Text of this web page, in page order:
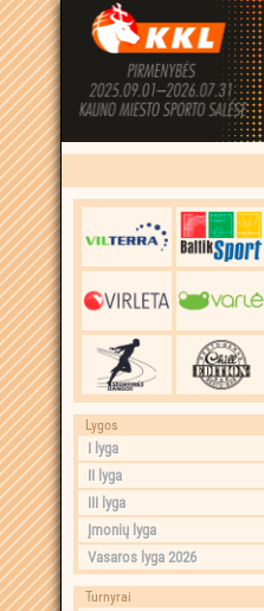
Lygos
I lyga
II lyga
III lyga
Įmonių lyga
Vasaros lyga 2026
Turnyrai